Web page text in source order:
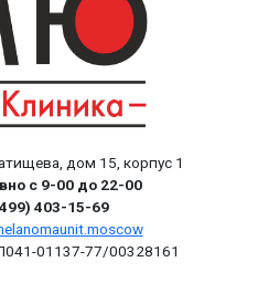
дом 15, корпус 1
с 9-00 до 22-00
403-15-69
01137-77/00328161